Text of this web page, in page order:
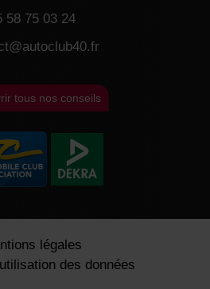
58 75 03 24
tous nos conseils
légales
des données